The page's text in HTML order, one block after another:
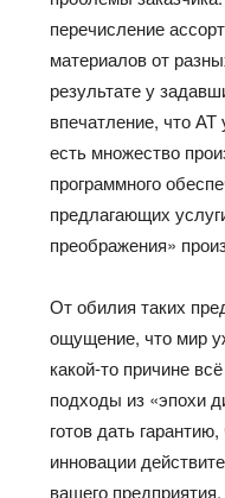
перечисление
материалов от
результате у
впечатление, что АТ
есть множество
программного
предлагающих
преображения»
От обилия таких
ощущение, что мир
какой-то причине
подходы из «эпохи
готов дать
инновации
вашего предприятия.